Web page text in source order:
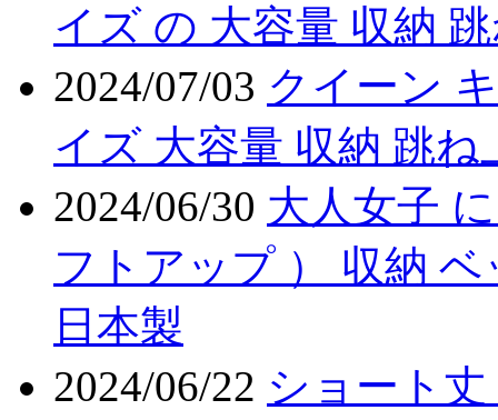
イズ の 大容量 収納
2024/07/03 クイーン
イズ 大容量 収納 跳
2024/06/30 大人女子
フトアップ ） 収納
日本製
2024/06/22 ショート